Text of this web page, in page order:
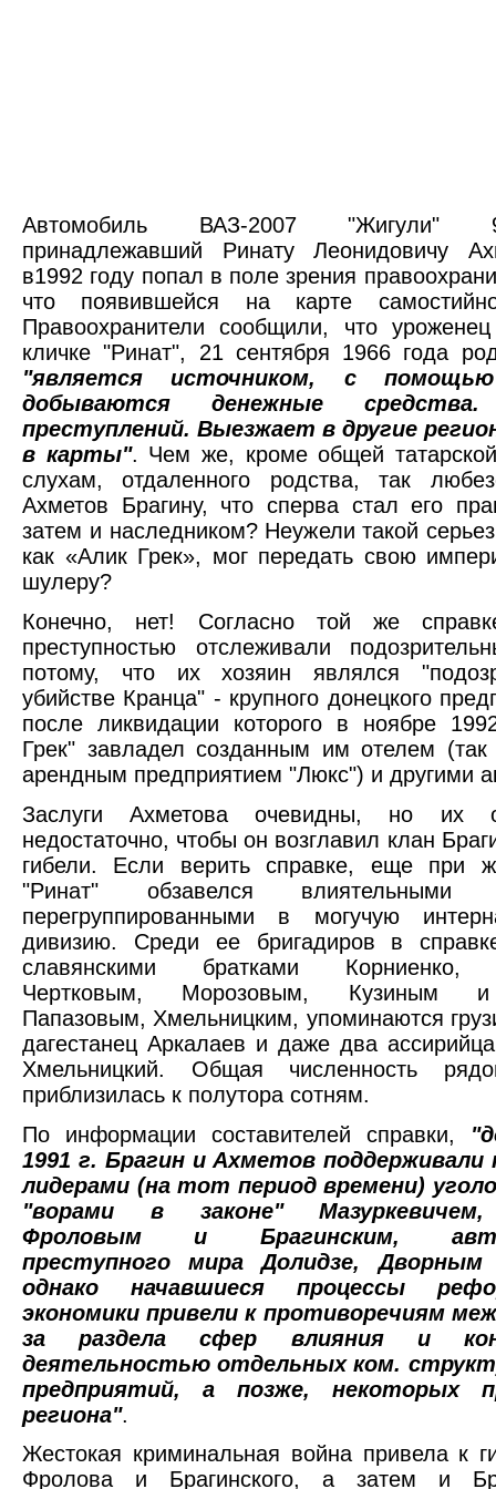
Автомобиль ВАЗ-2007
принадлежавший Ринату Леонидовичу
в1992 году попал в поле зрения
что появившейся на карте
Правоохранители сообщили, что
кличке "Ринат", 21 сентября 1966 года
"является источником, с
добываются денежные средства.
преступлений. Выезжает в другие
в карты". Чем же, кроме общей
слухам, отдаленного родства, так
Ахметов Брагину, что сперва стал его
затем и наследником? Неужели такой
как «Алик Грек», мог передать свою
шулеру?
Конечно, нет! Согласно той же
преступностью отслеживали
потому, что их хозяин являлся
убийстве Кранца" - крупного донецкого
после ликвидации которого в ноябре
Грек" завладел созданным им отелем
арендным предприятием "Люкс") и другими
Заслуги Ахметова очевидны, но их
недостаточно, чтобы он возглавил клан
гибели. Если верить справке, еще при
"Ринат" обзавелся влиятельными
перегруппированными в могучую
дивизию. Среди ее бригадиров в
славянскими братками Корниенко,
Чертковым, Морозовым, Кузиным и
Папазовым, Хмельницким, упоминаются
дагестанец Аркалаев и даже два
Хмельницкий. Общая численность
приблизилась к полутора сотням.
По информации составителей справки,
1991 г. Брагин и Ахметов
лидерами (на тот период времени)
"ворами в законе"
Фроловым и Брагинским,
преступного мира Долидзе, Дворным
однако начавшиеся процессы
экономики привели к противоречиям
за раздела сфер влияния и
деятельностью отдельных ком.
предприятий, а позже, некоторых
региона".
Жестокая криминальная война привела к
Фролова и Брагинского, а затем и